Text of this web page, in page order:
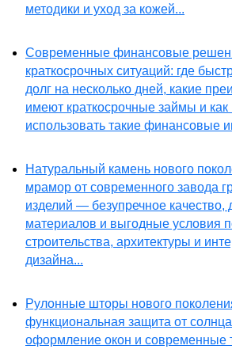
методики и уход за кожей...
Современные финансовые
краткосрочных ситуаций: где
долг на несколько дней, какие
имеют краткосрочные займы и как
использовать такие финансовые
Натуральный камень нового
мрамор от современного завода
изделий — безупречное качество,
материалов и выгодные условия
строительства, архитектуры и
дизайна...
Рулонные шторы нового
функциональная защита от
оформление окон и современные